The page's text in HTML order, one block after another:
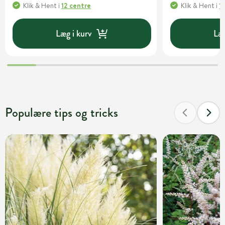
Klik & Hent i 12 centre
Læg i kurv
Klik & Hent i
Populære tips og tricks